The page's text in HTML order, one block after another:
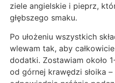
ziele angielskie i pieprz,
głębszego smaku.
Po ułożeniu wszystkich
wlewam tak, aby
dodatki. Zostawiam około
od górnej krawędzi słoika